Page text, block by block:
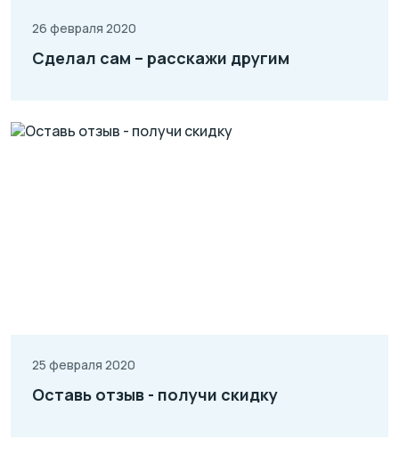
26 февраля 2020
Сделал сам – расскажи другим
25 февраля 2020
Оставь отзыв - получи скидку